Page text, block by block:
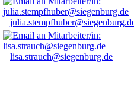
lisa.strauch@siegenburg.de